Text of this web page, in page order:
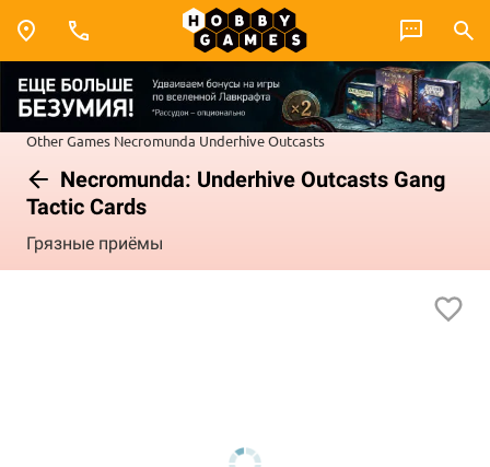
Other Games Necromunda Underhive Outcasts
Necromunda: Underhive Outcasts Gang
Tactic Cards
Грязные приёмы